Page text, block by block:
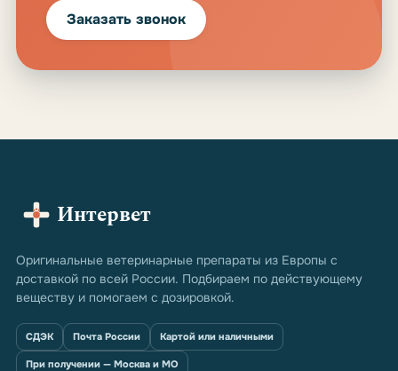
Заказать звонок
Интервет
Оригинальные ветеринарные препараты из Европы с
доставкой по всей России. Подбираем по действующему
веществу и помогаем с дозировкой.
СДЭК Почта России Картой или наличными
При получении — Москва и МО